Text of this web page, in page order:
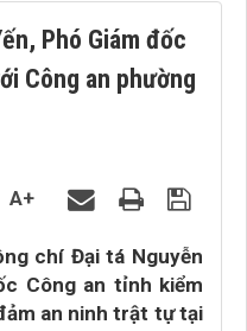
Phó Giám đốc
Công an phường
A+
chí Đại tá Nguyễn
Công an tỉnh kiểm
an ninh trật tự tại